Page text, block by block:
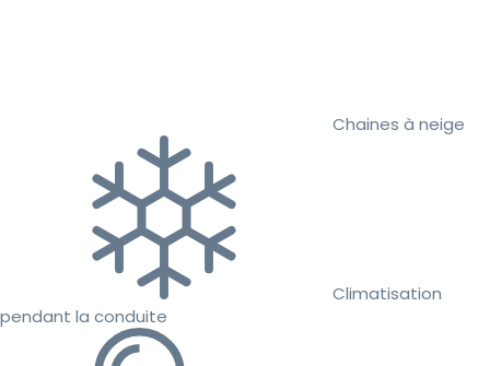
Chaines à neige
Climatisation
pendant la conduite